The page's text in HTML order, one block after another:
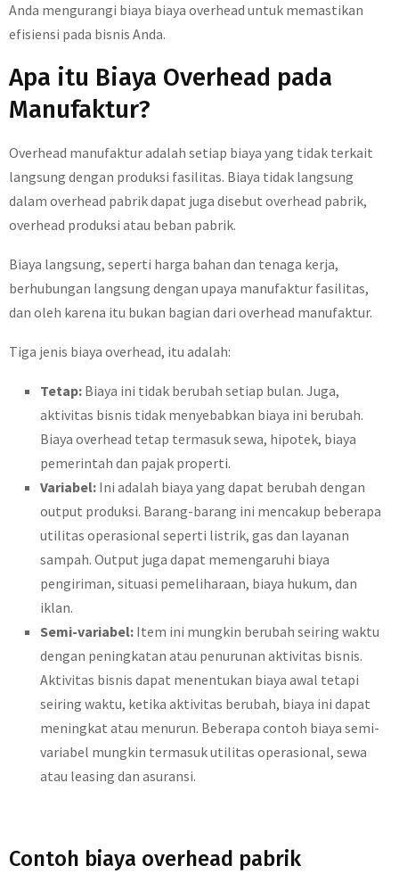
Anda mengurangi biaya biaya overhead untuk memastikan
efisiensi pada bisnis Anda.
Apa itu Biaya Overhead pada
Manufaktur?
Overhead manufaktur adalah setiap biaya yang tidak terkait
langsung dengan produksi fasilitas. Biaya tidak langsung
dalam overhead pabrik dapat juga disebut overhead pabrik,
overhead produksi atau beban pabrik.
Biaya langsung, seperti harga bahan dan tenaga kerja,
berhubungan langsung dengan upaya manufaktur fasilitas,
dan oleh karena itu bukan bagian dari overhead manufaktur.
Tiga jenis biaya overhead, itu adalah:
Tetap: Biaya ini tidak berubah setiap bulan. Juga,
aktivitas bisnis tidak menyebabkan biaya ini berubah.
Biaya overhead tetap termasuk sewa, hipotek, biaya
pemerintah dan pajak properti.
Variabel: Ini adalah biaya yang dapat berubah dengan
output produksi. Barang-barang ini mencakup beberapa
utilitas operasional seperti listrik, gas dan layanan
sampah. Output juga dapat memengaruhi biaya
pengiriman, situasi pemeliharaan, biaya hukum, dan
iklan.
Semi-variabel: Item ini mungkin berubah seiring waktu
dengan peningkatan atau penurunan aktivitas bisnis.
Aktivitas bisnis dapat menentukan biaya awal tetapi
seiring waktu, ketika aktivitas berubah, biaya ini dapat
meningkat atau menurun. Beberapa contoh biaya semi-
variabel mungkin termasuk utilitas operasional, sewa
atau leasing dan asuransi.
Contoh biaya overhead pabrik